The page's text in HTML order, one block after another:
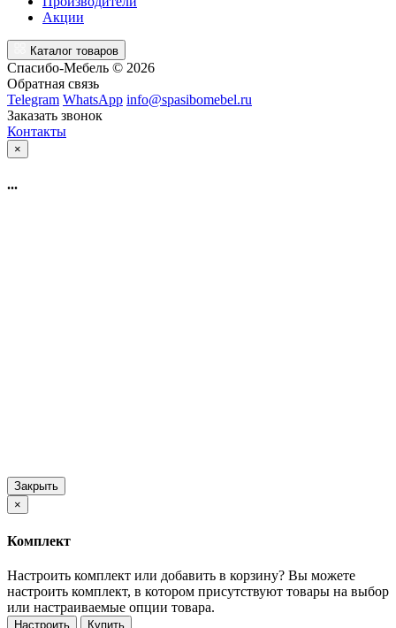
Акции
Каталог товаров
Спасибо-Мебель © 2026
Обратная связь
Telegram WhatsApp info@spasibomebel.ru
Заказать звонок
Контакты
×
...
Закрыть
×
Комплект
Настроить комплект или добавить в корзину? Вы можете
настроить комплект, в котором присутствуют товары на выбор
или настраиваемые опции товара.
Настроить
Купить